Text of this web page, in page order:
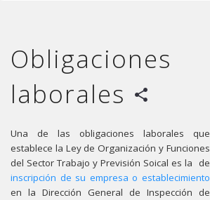
Obligaciones
laborales
share
Una de las obligaciones laborales que
establece la Ley de Organización y Funciones
del Sector Trabajo y Previsión Soical es la de
inscripción de su empresa o establecimiento
en la Dirección General de Inspección de